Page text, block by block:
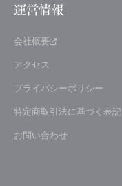
運営情報
会社概要
アクセス
プライバシーポリシー
特定商取引法に基づく表記
お問い合わせ